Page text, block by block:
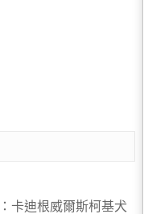
卡迪根威爾斯柯基犬